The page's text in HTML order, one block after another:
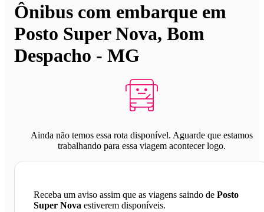
Ônibus com embarque em
Posto Super Nova, Bom
Despacho - MG
Ainda não temos essa rota disponível. Aguarde que estamos
trabalhando para essa viagem acontecer logo.
Receba um aviso assim que as viagens saindo de Posto
Super Nova estiverem disponíveis.